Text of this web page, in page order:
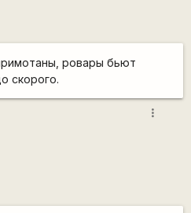
ровары бьют
скорого.
more_vert